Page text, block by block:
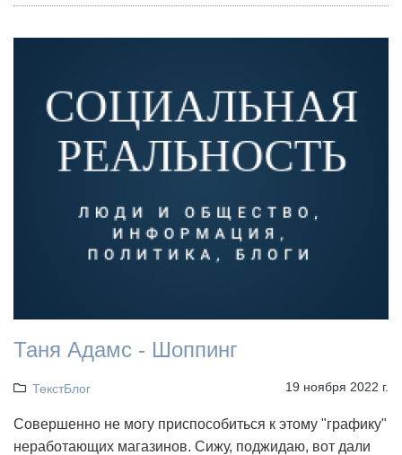
Таня Адамс - Шоппинг
ТекстБлог 19 ноября 2022 г.
Совершенно не могу приспособиться к этому "графику"
неработающих магазинов. Сижу, поджидаю, вот дали